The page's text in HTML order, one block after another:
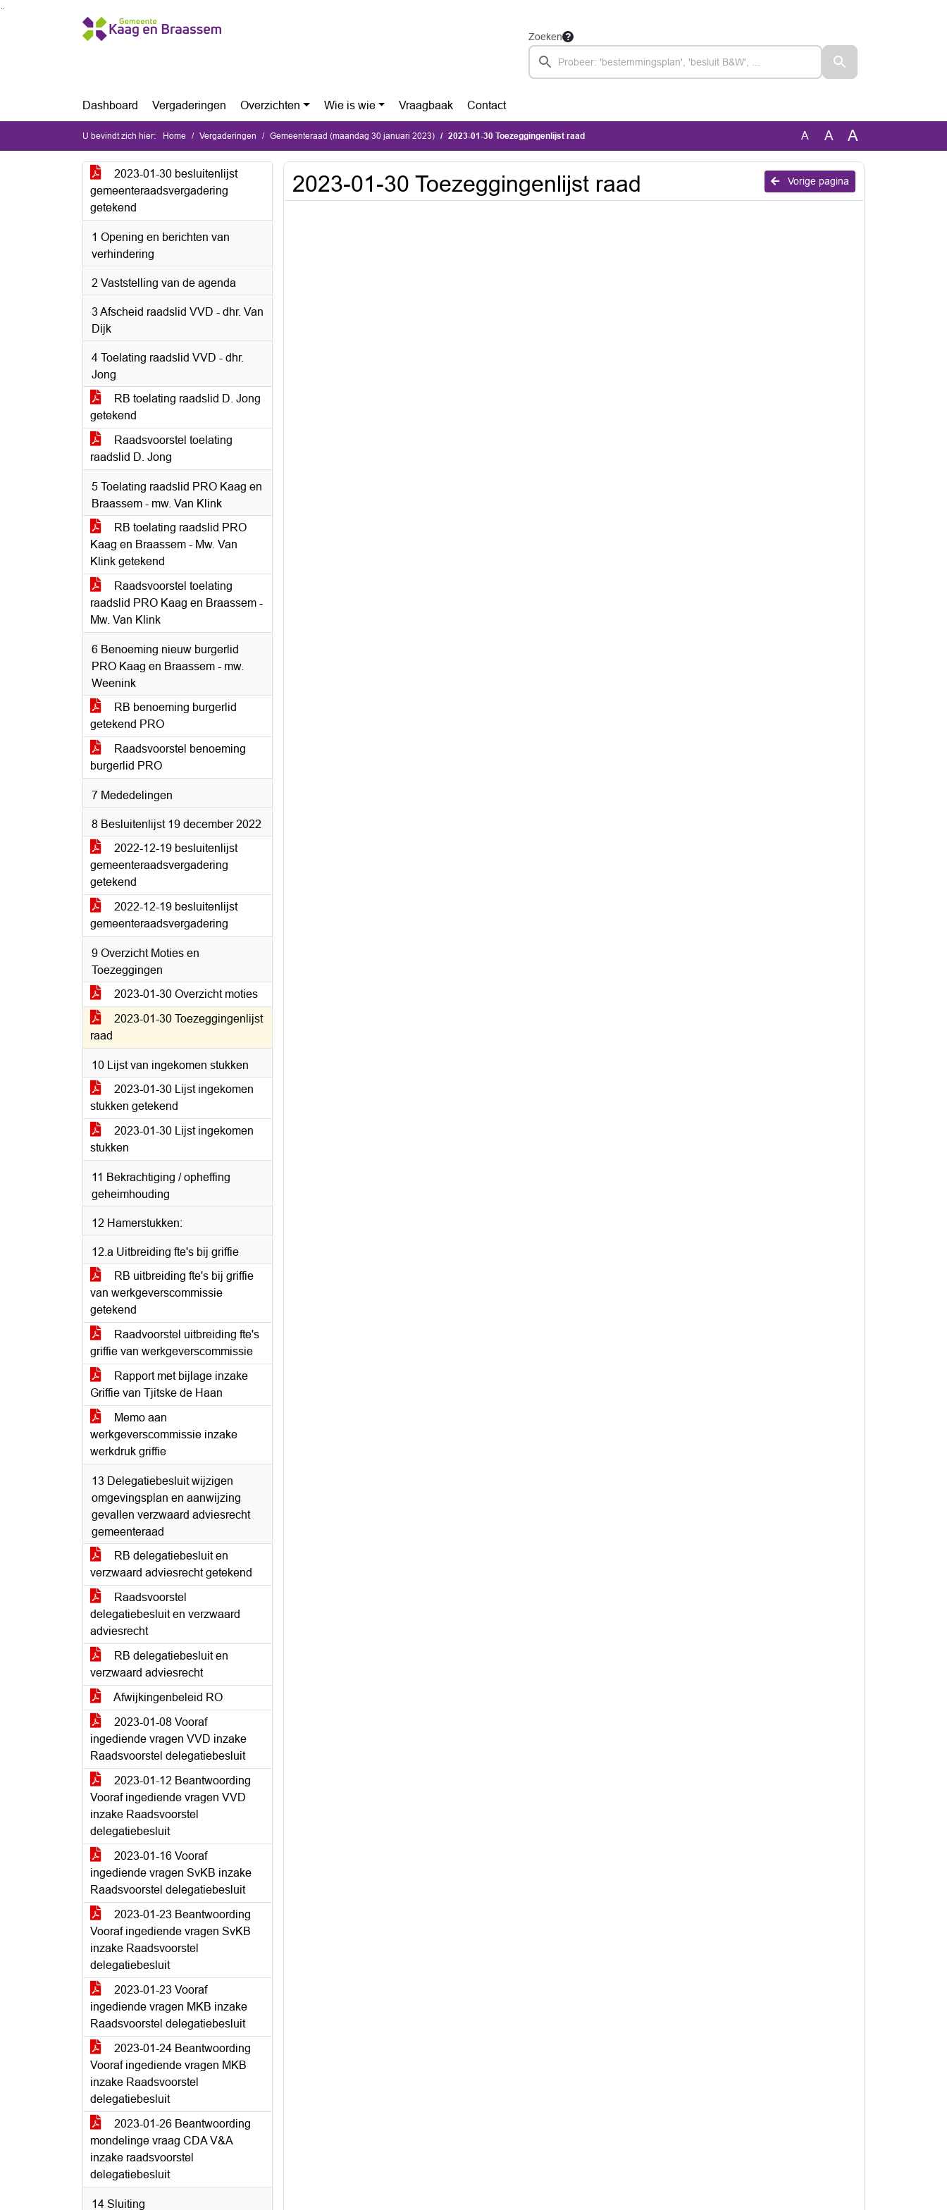
Ga naar de inhoud van deze pagina
Ga naar het zoeken
Ga naar het menu
Zoeken
Dashboard Vergaderingen Overzichten Wie is wie Vraagbaak Contact
U bevindt zich hier: Home Vergaderingen Gemeenteraad (maandag 30 januari 2023) 2023-01-30 Toezeggingenlijst raad A A A
2023-01-30 besluitenlijst
gemeenteraadsvergadering
getekend
1 Opening en berichten van
verhindering
2 Vaststelling van de agenda
3 Afscheid raadslid VVD - dhr. Van
Dijk
4 Toelating raadslid VVD - dhr.
Jong
RB toelating raadslid D. Jong
getekend
Raadsvoorstel toelating
raadslid D. Jong
5 Toelating raadslid PRO Kaag en
Braassem - mw. Van Klink
RB toelating raadslid PRO
Kaag en Braassem - Mw. Van
Klink getekend
Raadsvoorstel toelating
raadslid PRO Kaag en Braassem -
Mw. Van Klink
6 Benoeming nieuw burgerlid
PRO Kaag en Braassem - mw.
Weenink
RB benoeming burgerlid
getekend PRO
Raadsvoorstel benoeming
burgerlid PRO
7 Mededelingen
8 Besluitenlijst 19 december 2022
2022-12-19 besluitenlijst
gemeenteraadsvergadering
getekend
2022-12-19 besluitenlijst
gemeenteraadsvergadering
9 Overzicht Moties en
Toezeggingen
2023-01-30 Overzicht moties
2023-01-30 Toezeggingenlijst
raad
10 Lijst van ingekomen stukken
2023-01-30 Lijst ingekomen
stukken getekend
2023-01-30 Lijst ingekomen
stukken
11 Bekrachtiging / opheffing
geheimhouding
12 Hamerstukken:
12.a Uitbreiding fte's bij griffie
RB uitbreiding fte's bij griffie
van werkgeverscommissie
getekend
Raadvoorstel uitbreiding fte's
griffie van werkgeverscommissie
Rapport met bijlage inzake
Griffie van Tjitske de Haan
Memo aan
werkgeverscommissie inzake
werkdruk griffie
13 Delegatiebesluit wijzigen
omgevingsplan en aanwijzing
gevallen verzwaard adviesrecht
gemeenteraad
RB delegatiebesluit en
verzwaard adviesrecht getekend
Raadsvoorstel
delegatiebesluit en verzwaard
adviesrecht
RB delegatiebesluit en
verzwaard adviesrecht
Afwijkingenbeleid RO
2023-01-08 Vooraf
ingediende vragen VVD inzake
Raadsvoorstel delegatiebesluit
2023-01-12 Beantwoording
Vooraf ingediende vragen VVD
inzake Raadsvoorstel
delegatiebesluit
2023-01-16 Vooraf
ingediende vragen SvKB inzake
Raadsvoorstel delegatiebesluit
2023-01-23 Beantwoording
Vooraf ingediende vragen SvKB
inzake Raadsvoorstel
delegatiebesluit
2023-01-23 Vooraf
ingediende vragen MKB inzake
Raadsvoorstel delegatiebesluit
2023-01-24 Beantwoording
Vooraf ingediende vragen MKB
inzake Raadsvoorstel
delegatiebesluit
2023-01-26 Beantwoording
mondelinge vraag CDA V&A
inzake raadsvoorstel
delegatiebesluit
14 Sluiting
Vorige pagina
2023-01-30 Toezeggingenlijst raad